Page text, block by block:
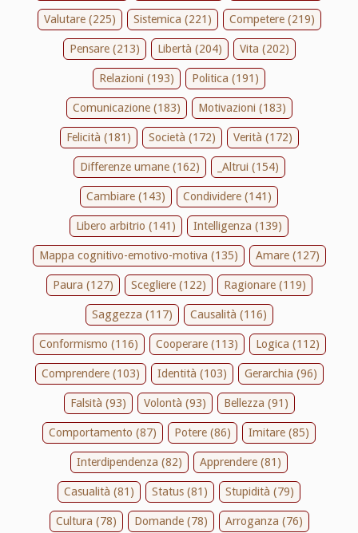
Valutare (225) Sistemica (221) Competere (219)
Pensare (213) Libertà (204) Vita (202)
Relazioni (193) Politica (191)
Comunicazione (183) Motivazioni (183)
Felicità (181) Società (172) Verità (172)
Differenze umane (162) _Altrui (154)
Cambiare (143) Condividere (141)
Libero arbitrio (141) Intelligenza (139)
Mappa cognitivo-emotivo-motiva (135) Amare (127)
Paura (127) Scegliere (122) Ragionare (119)
Saggezza (117) Causalità (116)
Conformismo (116) Cooperare (113) Logica (112)
Comprendere (103) Identità (103) Gerarchia (96)
Falsità (93) Volontà (93) Bellezza (91)
Comportamento (87) Potere (86) Imitare (85)
Interdipendenza (82) Apprendere (81)
Casualità (81) Status (81) Stupidità (79)
Cultura (78) Domande (78) Arroganza (76)